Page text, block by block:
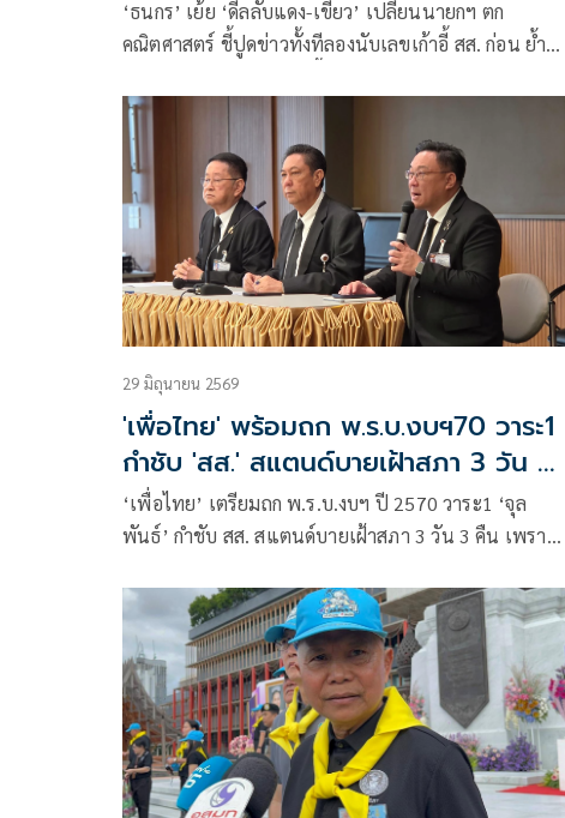
‘ธนกร’ เย้ย ‘ดีลลับแดง-เขียว’ เปลี่ยนนายกฯ ตก
คณิตศาสตร์ ชี้ปูดข่าวทั้งทีลองนับเลขเก้าอี้ สส. ก่อน ย้ำ
29 มิถุนายน 2569
'เพื่อไทย' พร้อมถก พ.ร.บ.งบฯ70 วาระ1
กำชับ 'สส.' สแตนด์บายเฝ้าสภา 3 วัน 3
คืน
‘เพื่อไทย’ เตรียมถก พ.ร.บ.งบฯ ปี 2570 วาระ1 ‘จุล
พันธ์’ กำชับ สส. สแตนด์บายเฝ้าสภา 3 วัน 3 คืน เพราะ
ถือเป็นประโยชน์ช่วยรีดไขมันของงบแผ่นดิน